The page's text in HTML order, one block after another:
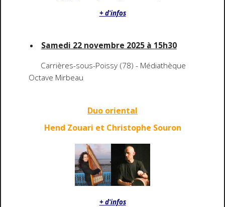
+ d'infos
Samedi 22 novembre 2025 à 15h30
Carrières-sous-Poissy (78) - Médiathèque
Octave Mirbeau
Duo oriental
Hend Zouari et Christophe Souron
+ d'infos